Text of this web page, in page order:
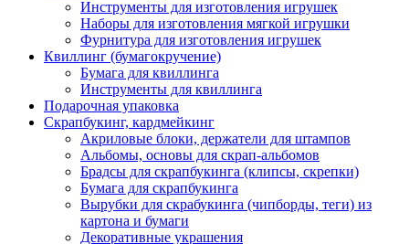
Инструменты для изготовления игрушек
Наборы для изготовления мягкой игрушки
Фурнитура для изготовления игрушек
Квиллинг (бумагокручение)
Бумага для квиллинга
Инструменты для квиллинга
Подарочная упаковка
Скрапбукинг, кардмейкинг
Акриловые блоки, держатели для штампов
Альбомы, основы для скрап-альбомов
Брадсы для скрапбукинга (клипсы, скрепки)
Бумага для скрапбукинга
Вырубки для скрабукинга (чипборды, теги) из
картона и бумаги
Декоративные украшения